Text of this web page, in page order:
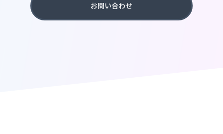
お問い合わせ